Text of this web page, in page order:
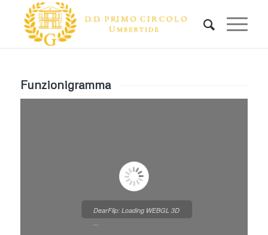
Funzionigramma
DearFlip: Loading WEBGL 3D